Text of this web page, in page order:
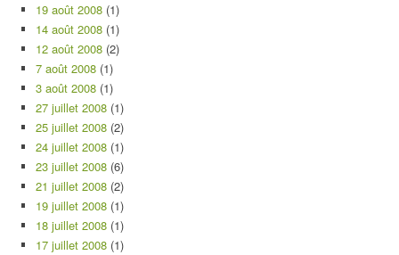
19 août 2008 (1)
14 août 2008 (1)
12 août 2008 (2)
7 août 2008 (1)
3 août 2008 (1)
27 juillet 2008 (1)
25 juillet 2008 (2)
24 juillet 2008 (1)
23 juillet 2008 (6)
21 juillet 2008 (2)
19 juillet 2008 (1)
18 juillet 2008 (1)
17 juillet 2008 (1)